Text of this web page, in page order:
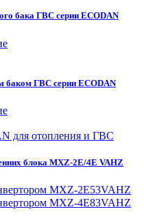
бака ГВС серии ECODAN
баком ГВС серии ECODAN
для отопления и ГВС
блока MXZ-2E/4E VAHZ
MXZ-2E53VAHZ
MXZ-4E83VAHZ